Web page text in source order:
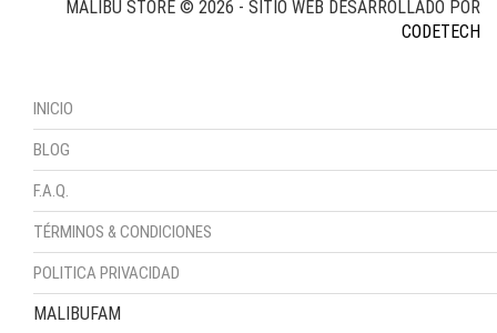
INICIO
BLOG
F.A.Q.
TÉRMINOS & CONDICIONES
POLITICA PRIVACIDAD
MALIBUFAM
MALIBU STORE © 2026 - SITIO WEB DESARROLLADO POR
CODETECH